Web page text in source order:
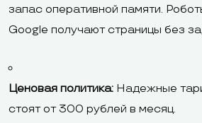
запас оперативной памяти.
Google получают страницы без
Ценовая политика: Надежные
стоят от 300 рублей в месяц.